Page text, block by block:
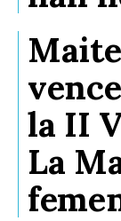
la II
La